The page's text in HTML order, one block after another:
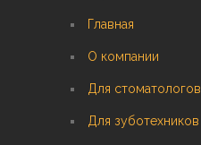
Главная
О компании
Для стоматологов
Для зуботехников